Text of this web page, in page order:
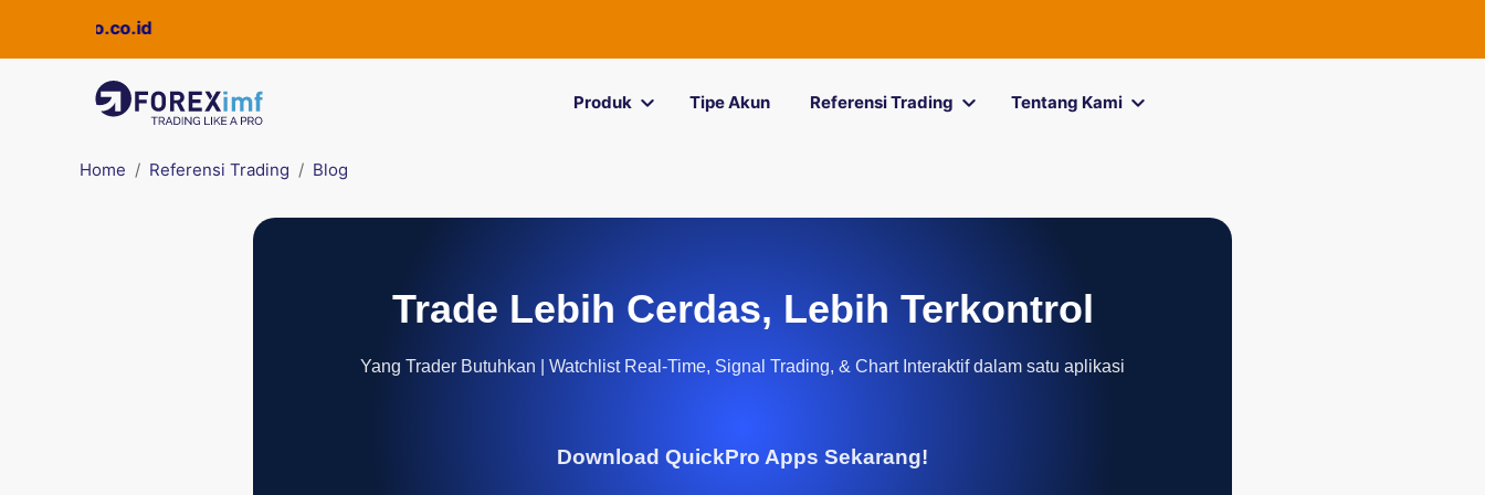
Produk Tipe Akun Referensi Trading Tentang Kami
Home Referensi Trading Blog
Trade Lebih Cerdas, Lebih Terkontrol
Yang Trader Butuhkan | Watchlist Real-Time, Signal Trading, & Chart Interaktif dalam satu aplikasi
Download QuickPro Apps Sekarang!